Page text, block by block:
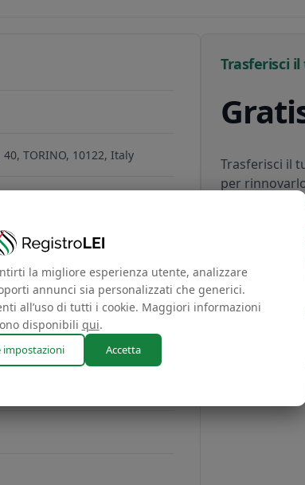
40, TORINO, 10122, Italy
Trasferisci il
Trasferisci il
per
convenienti
Perché
Scopri di più
la migliore esperienza utente, analizzare
annunci sia personalizzati che generici.
all’uso di tutti i cookie. Maggiori informazioni
disponibili qui.
impostazioni Accetta